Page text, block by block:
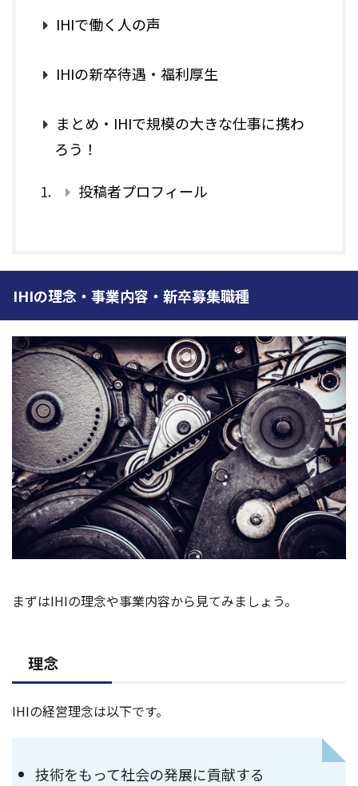
IHIで働く人の声
IHIの新卒待遇・福利厚生
まとめ・IHIで規模の大きな仕事に携わ
ろう！
投稿者プロフィール
IHIの理念・事業内容・新卒募集職種
まずはIHIの理念や事業内容から見てみましょう。
理念
IHIの経営理念は以下です。
技術をもって社会の発展に貢献する